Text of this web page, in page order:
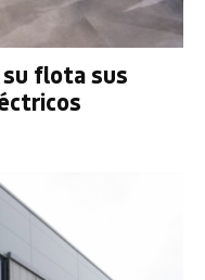
su flota sus